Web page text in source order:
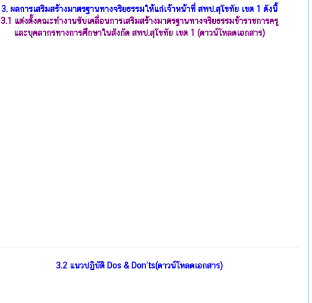
3. ผลการเสริมสร้างมาตรฐานทางจริยธรรมให้แก่เจ้าหน้าที่ สพป.สุโขทัย เขต 1 ดังนี้
3.1 แต่งตั้งคณะทำงานขับเคลื่อนการเสริมสร้างมาตรฐานทางจริยธรรมข้าราชการครู
และบุคลากรทางการศึกษาในสังกัด สพป.สุโขทัย เขต 1 (ดาวน์โหลดเอกสาร)
3.2 แนวปฏิบัติ Dos & Don’ts(ดาวน์โหลดเอกสาร)